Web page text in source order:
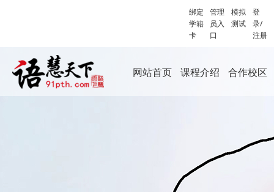
绑定
学籍
卡
管理
员入
口
模拟
测试
登
录/
注册
网站首页 课程介绍 合作校区